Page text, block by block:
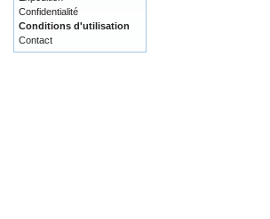
Confidentialité
Conditions d'utilisation
Contact